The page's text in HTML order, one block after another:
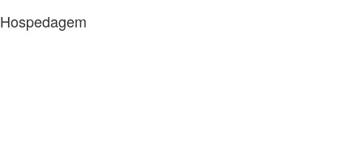
Hospedagem